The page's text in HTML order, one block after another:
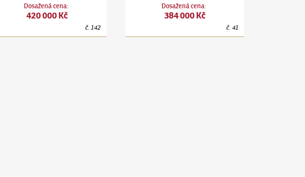
Dosažená cena:
420 000 Kč
č. 142
Dosažená cena:
384 000 Kč
č. 41